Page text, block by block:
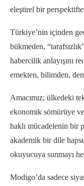
eleştirel bir
Türkiye’nin içinden
bükmeden,
habercilik anlayışını
emekten, bilimden,
Amacımız; ülkedeki
ekonomik sömürüye
haklı mücadelenin bir
akademik bir dile
okuyucuya sunmayı
Modigo’da sadece